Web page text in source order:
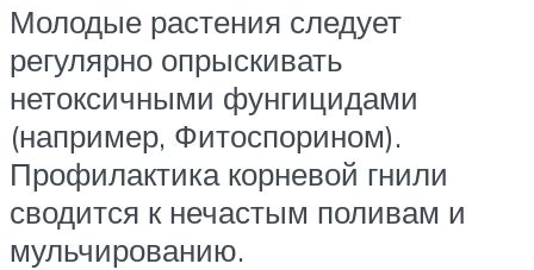
Молодые растения следует
регулярно опрыскивать
нетоксичными фунгицидами
(например, Фитоспорином).
Профилактика корневой гнили
сводится к нечастым поливам и
мульчированию.